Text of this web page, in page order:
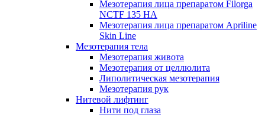
Мезотерапия лица препаратом Filorga
NCTF 135 HA
Мезотерапия лица препаратом Apriline
Skin Line
Мезотерапия тела
Мезотерапия живота
Мезотерапия от целлюлита
Липолитическая мезотерапия
Мезотерапия рук
Нитевой лифтинг
Нити под глаза